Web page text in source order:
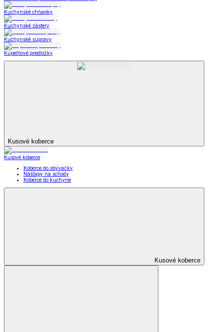
Kuchynské chňapky
Kuchynské zástery
Kuchynské súpravy
Kúpeľňové predložky
Kusové koberce
Kusové koberce
Koberce do obývačky
Nášľapy na schody
Koberce do kuchyne
Kusové koberce